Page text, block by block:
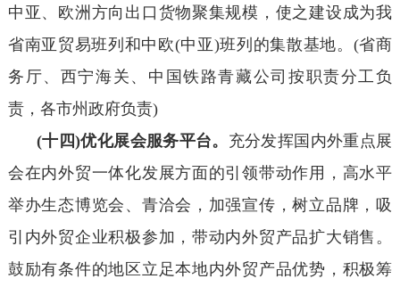
中亚、欧洲方向出口货物聚集规模，使之建设成为我
省南亚贸易班列和中欧(中亚)班列的集散基地。(省商
务厅、西宁海关、中国铁路青藏公司按职责分工负
责，各市州政府负责)
(十四)优化展会服务平台。 充分发挥国内外重点展
会在内外贸一体化发展方面的引领带动作用，高水平
举办生态博览会、青洽会，加强宣传，树立品牌，吸
引内外贸企业积极参加，带动内外贸产品扩大销售。
鼓励有条件的地区立足本地内外贸产品优势，积极筹